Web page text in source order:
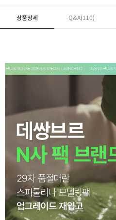
페이코 ID로 페
상품상세 Q&A(110)